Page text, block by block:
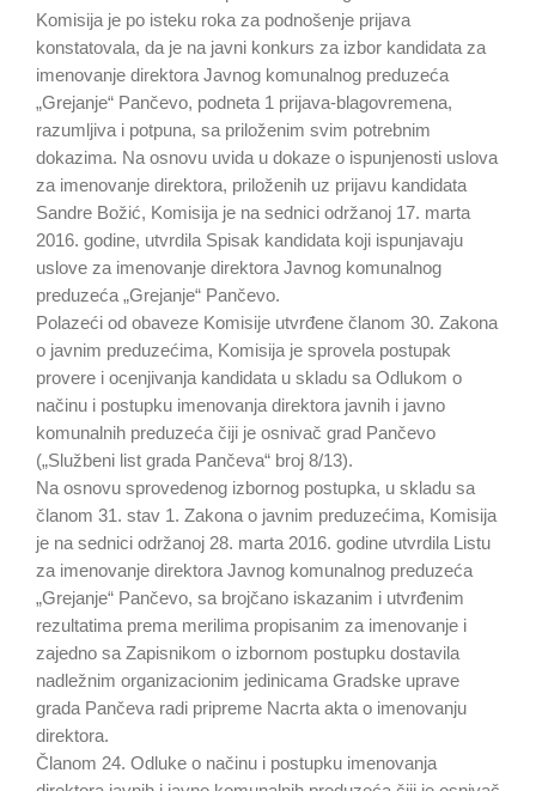
Komisija je po isteku roka za podnošenje prijava
konstatovala, da je na javni konkurs za izbor kandidata za
imenovanje direktora Javnog komunalnog preduzeća
„Grejanje“ Pančevo, podneta 1 prijava-blagovremena,
razumljiva i potpuna, sa priloženim svim potrebnim
dokazima. Na osnovu uvida u dokaze o ispunjenosti uslova
za imenovanje direktora, priloženih uz prijavu kandidata
Sandre Božić, Komisija je na sednici održanoj 17. marta
2016. godine, utvrdila Spisak kandidata koji ispunjavaju
uslove za imenovanje direktora Javnog komunalnog
preduzeća „Grejanje“ Pančevo.
Polazeći od obaveze Komisije utvrđene članom 30. Zakona
o javnim preduzećima, Komisija je sprovela postupak
provere i ocenjivanja kandidata u skladu sa Odlukom o
načinu i postupku imenovanja direktora javnih i javno
komunalnih preduzeća čiji je osnivač grad Pančevo
(„Službeni list grada Pančeva“ broj 8/13).
Na osnovu sprovedenog izbornog postupka, u skladu sa
članom 31. stav 1. Zakona o javnim preduzećima, Komisija
je na sednici održanoj 28. marta 2016. godine utvrdila Listu
za imenovanje direktora Javnog komunalnog preduzeća
„Grejanje“ Pančevo, sa brojčano iskazanim i utvrđenim
rezultatima prema merilima propisanim za imenovanje i
zajedno sa Zapisnikom o izbornom postupku dostavila
nadležnim organizacionim jedinicama Gradske uprave
grada Pančeva radi pripreme Nacrta akta o imenovanju
direktora.
Članom 24. Odluke o načinu i postupku imenovanja